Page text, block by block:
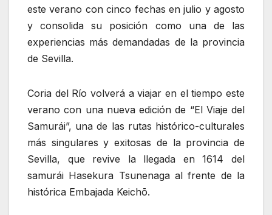
este verano con cinco fechas en julio y agosto
y consolida su posición como una de las
experiencias más demandadas de la provincia
de Sevilla.
Coria del Río volverá a viajar en el tiempo este
verano con una nueva edición de “El Viaje del
Samurái”, una de las rutas histórico-culturales
más singulares y exitosas de la provincia de
Sevilla, que revive la llegada en 1614 del
samurái Hasekura Tsunenaga al frente de la
histórica Embajada Keichō.